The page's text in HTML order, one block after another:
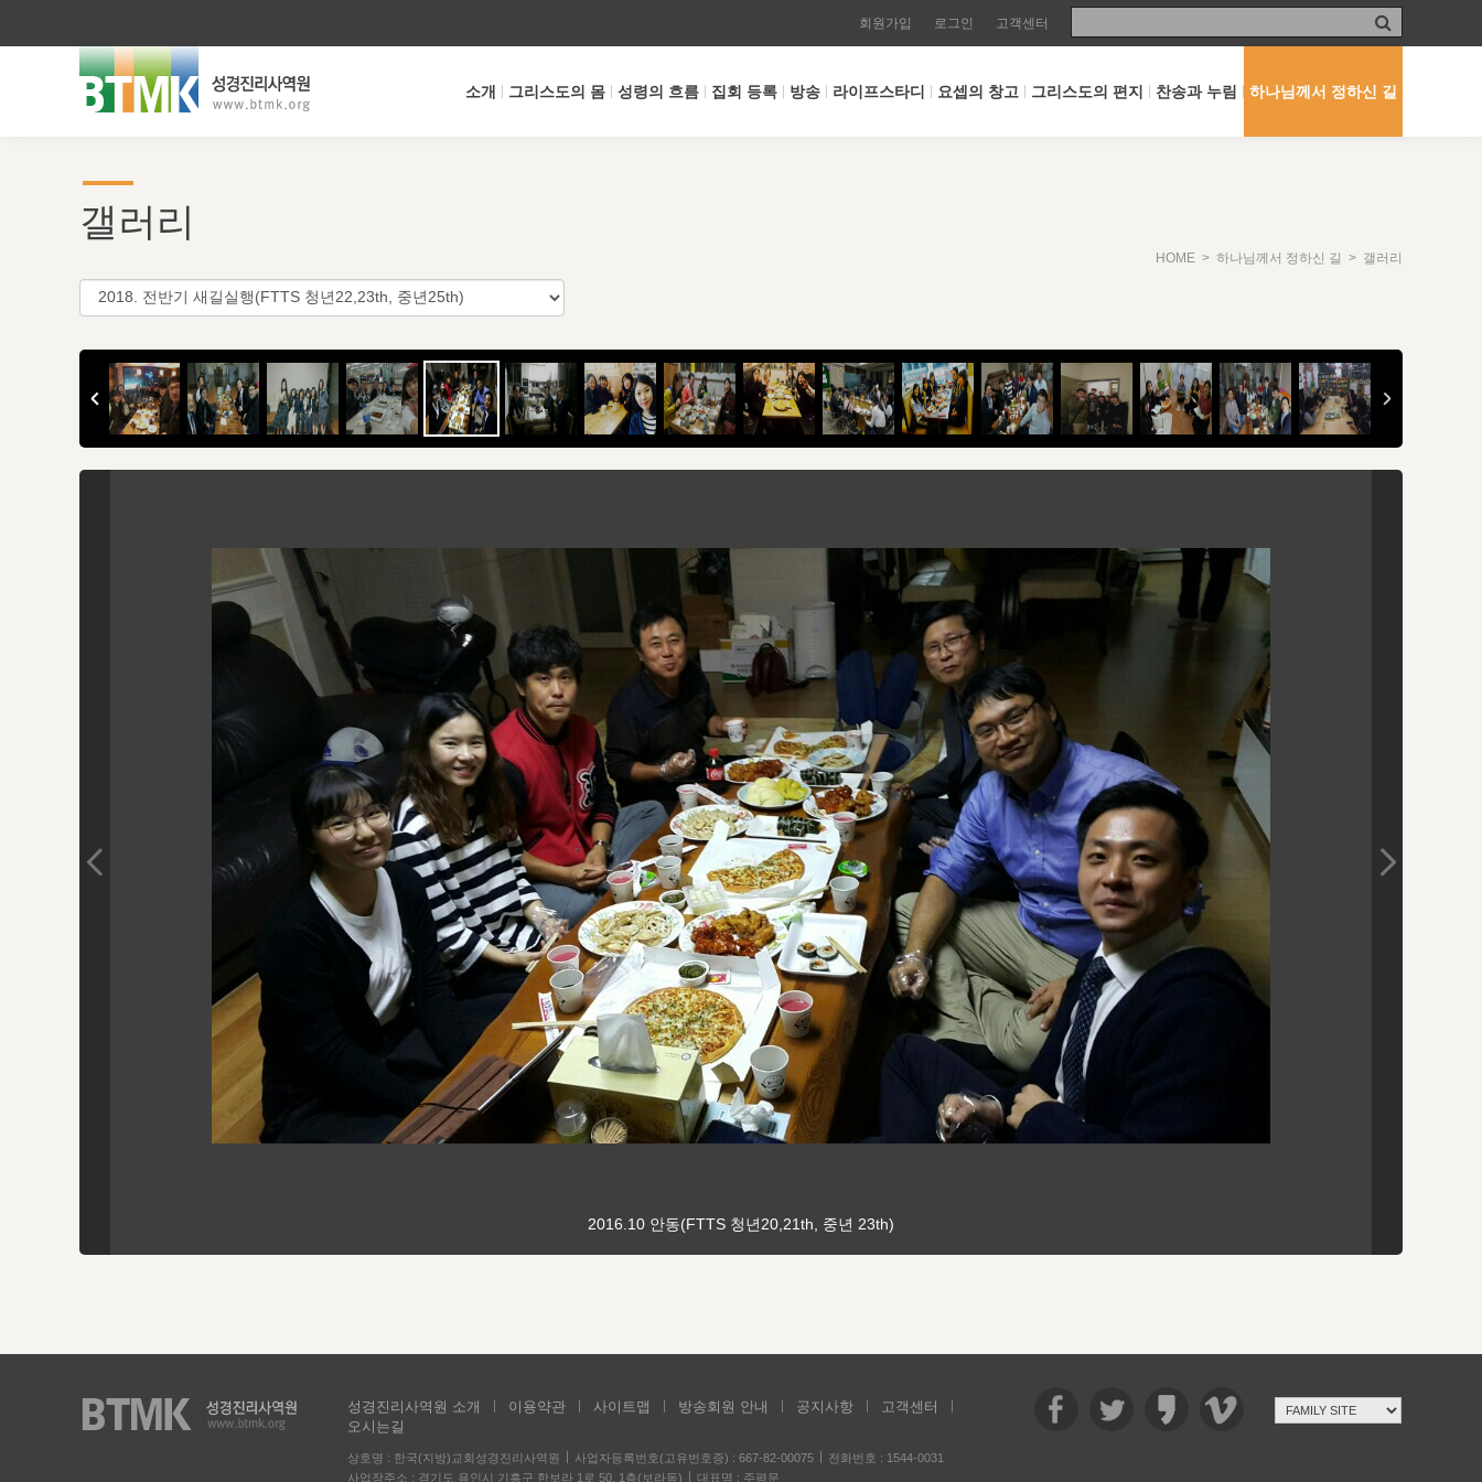
회원가입 로그인 고객센터
소개 그리스도의 몸 성령의 흐름 집회 등록 방송 라이프스타디 요셉의 창고 그리스도의 편지 찬송과 누림 하나님께서 정하신 길
갤러리
HOME > 하나님께서 정하신 길 > 갤러리
2016.10 안동(FTTS 청년20,21th, 중년 23th)
성경진리사역원 소개 이용약관 사이트맵 방송회원 안내 공지사항
고객센터
오시는길
상호명 : 한국(지방)교회성경진리사역원 사업자등록번호(고유번호증) : 667-82-00075
전화번호 : 1544-0031
사업장주소 : 경기도 용인시 기흥구 한보라 1로 50, 1층(보라동)
대표명 : 주평문